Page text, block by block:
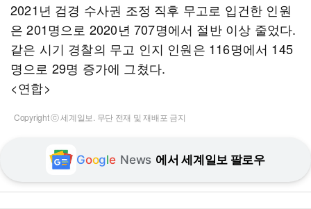
2021년 검경 수사권 조정 직후 무고로 입건한 인원
은 201명으로 2020년 707명에서 절반 이상 줄었다.
같은 시기 경찰의 무고 인지 인원은 116명에서 145
명으로 29명 증가에 그쳤다.
<연합>
Copyright ⓒ 세계일보. 무단 전재 및 재배포 금지
Google News 에서 세계일보 팔로우